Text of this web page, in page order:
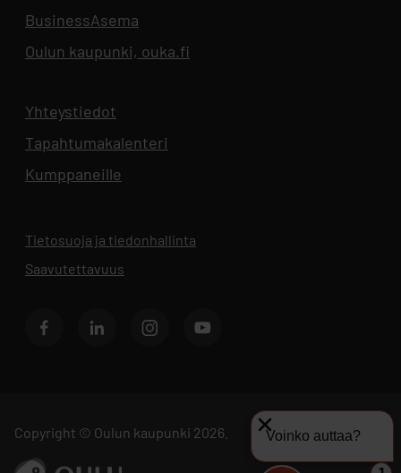
BusinessAsema
Oulun kaupunki, ouka.fi
Yhteystiedot
Tapahtumakalenteri
Kumppaneille
Tietosuoja ja tiedonhallinta
Saavutettavuus
FacebookLinkedIn InstagramYoutube
Copyright © Oulun kaupunki 2026.
Siirry sivustolle ouka.fi
Voinko auttaa?